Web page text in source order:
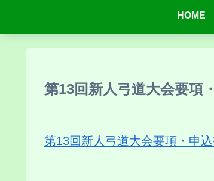
HOME
第13回新人弓道大会要項
第13回新人弓道大会要項・申